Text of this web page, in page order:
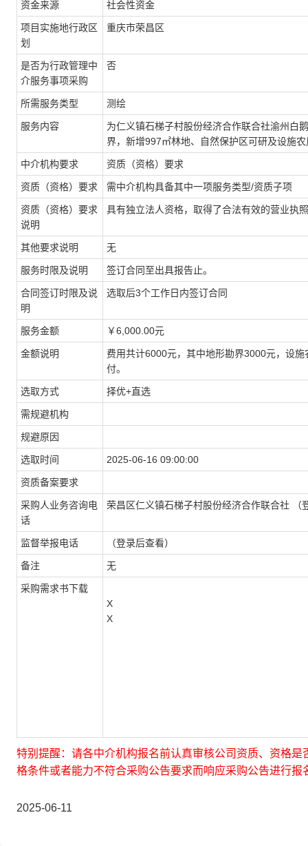
资金来源 社会性资金
项目实施地行政区
划
重庆市荣昌区
是否为行政管理中
介服务事项采购
否
所需服务类型 测绘
服务内容
为仁义镇石梯子村股份经济合作联合社渝州白
界，新增997㎡林地、自然保护区可研及设施
中介机构要求 资质（资格）要求
资质（资格）要求 需中介机构具备其中一项服务类型/资质子项
资质（资格）要求
说明
具有独立法人资格，取得了合法有效的营业执
其他要求说明 无
服务时限及说明 签订合同至出具报告止。
合同签订时限及说
明
选取后3个工作日内签订合同
服务金额 ￥6,000.00元
金额说明
费用共计6000元，其中地形勘界3000元，设
付。
选取方式 择优+直选
需规避机构
规避原因
选取时间 2025-06-16 09:00:00
资质备案要求
采购人业务咨询电
话
荣昌区仁义镇石梯子村股份经济合作联合社 （
监督举报电话 （登录后查看）
备注 无
采购需求书下载
X
X
特别提醒：请各中介机构报名前认真审核公司资质、资格
格条件或者能力不符合采购公告要求而响应采购公告进行报
2025-06-11